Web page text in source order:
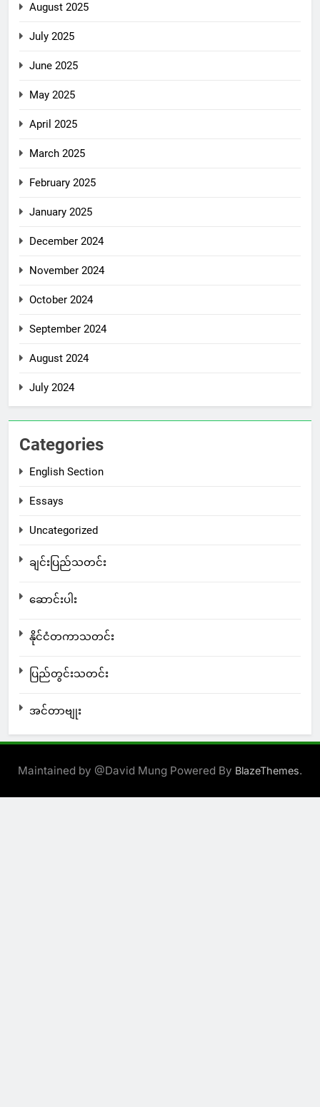
August 2025
July 2025
June 2025
May 2025
April 2025
March 2025
February 2025
January 2025
December 2024
November 2024
October 2024
September 2024
August 2024
July 2024
Categories
English Section
Essays
Uncategorized
ချင်းပြည်သတင်း
ဆောင်းပါး
နိုင်ငံတကာသတင်း
ပြည်တွင်းသတင်း
အင်တာဗျုး
Maintained by @David Mung Powered By BlazeThemes.